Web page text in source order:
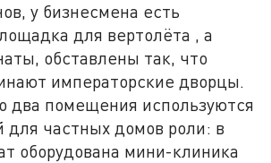
у бизнесмена есть
для вертолёта , а
обставлены так, что
императорские дворцы.
два помещения используются
для частных домов роли: в
оборудована мини-клиника